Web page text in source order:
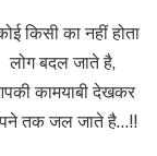
किसी का नहीं होता
लोग बदल जाते है,
कामयाबी देखकर
तक जल जाते है…!!